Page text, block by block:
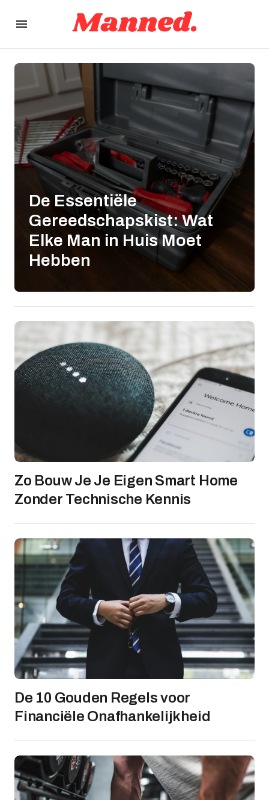
De Essentiële
Gereedschapskist: Wat
Elke Man in Huis Moet
Hebben
Zo Bouw Je Je Eigen Smart Home
Zonder Technische Kennis
De 10 Gouden Regels voor
Financiële Onafhankelijkheid